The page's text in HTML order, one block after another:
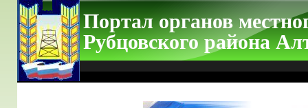
Портал органов
Рубцовского района